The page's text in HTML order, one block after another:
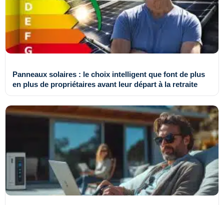
Panneaux solaires : le choix intelligent que font de plus
en plus de propriétaires avant leur départ à la retraite